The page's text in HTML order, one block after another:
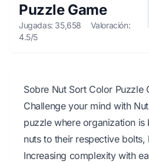
Puzzle Game
Jugadas: 35,658
Valoración:
4.5/5
Sobre Nut Sort Color Puzzle
Challenge your mind with
puzzle where organization
nuts to their respective bolts,
Increasing complexity with